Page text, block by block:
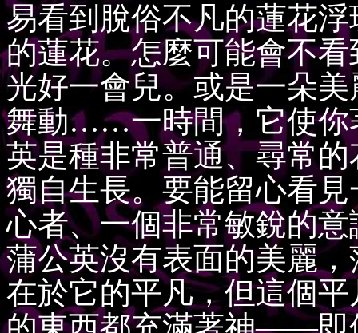
易看到脫俗不凡的蓮花
的蓮花。怎麼可能會不
光好一會兒。或是一朵
舞動……一時間，它使你
英是種非常普通、尋常
獨自生長。要能留心看
心者、一個非常敏銳的
蒲公英沒有表面的美麗
在於它的平凡，但這個